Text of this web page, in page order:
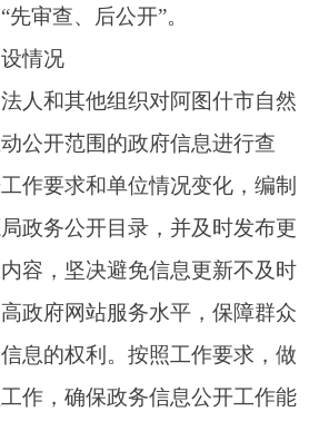
工作的监督保障工作，我
记、局长为组长，局党组成
小组，确定一名领导分管政
公开工作责任分工，定期研
好工作落实。办公室作为
，负责组织协调、指导推
本系统的政务公开工作，配
息情况
第（一）项
制
本年
现行有